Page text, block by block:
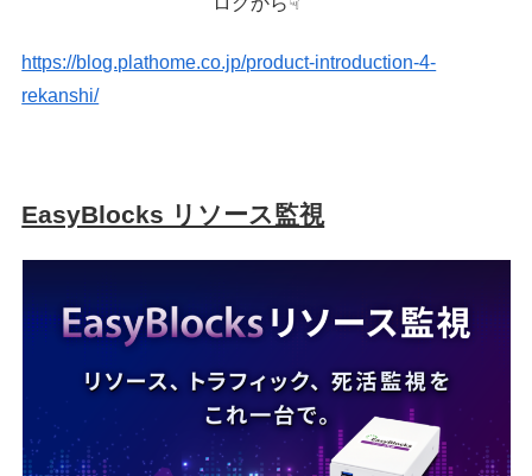
https://blog.plathome.co.jp/product-introduction-4-
rekanshi/
EasyBlocks リソース監視